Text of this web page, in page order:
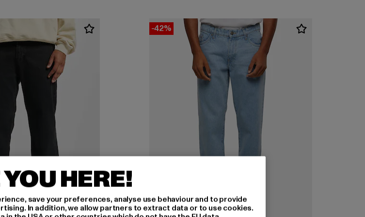
-42%
HERE!
save your preferences, analyse use behaviour and to provide
In addition, we allow partners to extract data or to use cookies.